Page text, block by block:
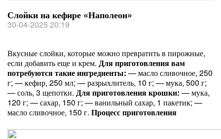
Слойки на кефире «Наполеон»
30-04-2025 20:19
Вкусные слойки, которые можно превратить в пирожные,
если добавить еще и крем. Для приготовления вам
потребуются такие ингредиенты: — масло сливочное, 250
г; — кефир, 250 мл; — разрыхлитель, 10 г; — мука, 500 г;
— соль, 3 щепотки. Для приготовления крошки: — мука,
120 г; — сахар, 150 г; — ванильный сахар, 1 пакетик; —
масло сливочное, 150 г. Процесс приготовления